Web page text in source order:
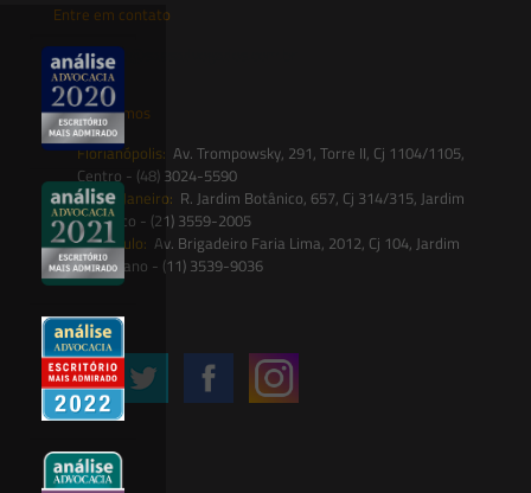
Entre em contato
contato@saesadvogados.com.br
Onde estamos
Florianópolis: Av. Trompowsky, 291, Torre II, Cj 1104/1105,
Centro - (48) 3024-5590
Rio de Janeiro: R. Jardim Botânico, 657, Cj 314/315, Jardim
Botânico - (21) 3559-2005
São Paulo: Av. Brigadeiro Faria Lima, 2012, Cj 104, Jardim
Paulistano - (11) 3539-9036
Siga-nos